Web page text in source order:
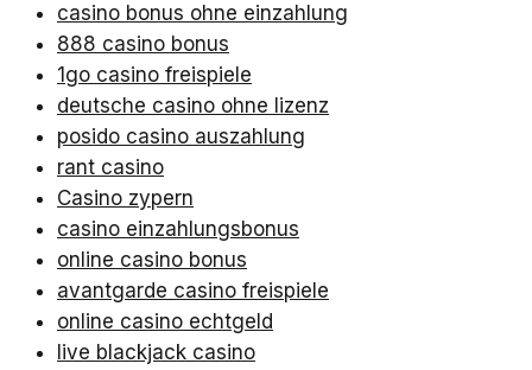
casino bonus ohne einzahlung
888 casino bonus
1go casino freispiele
deutsche casino ohne lizenz
posido casino auszahlung
rant casino
Casino zypern
casino einzahlungsbonus
online casino bonus
avantgarde casino freispiele
online casino echtgeld
live blackjack casino